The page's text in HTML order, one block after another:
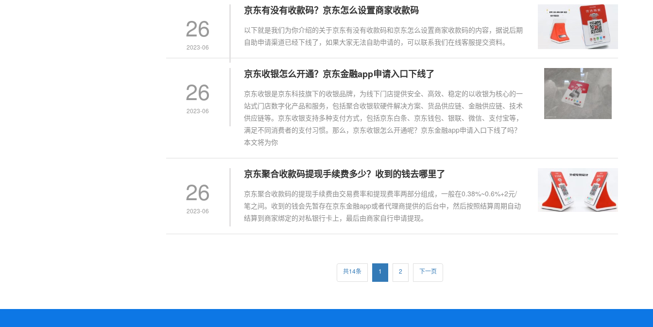
26
2023-06
京东有没有收款码？京东怎么设置商家收款码
以下就是我们为你介绍的关于京东有没有收款码和京东怎么设置商家收款码的内容，据说后期
自助申请渠道已经下线了，如果大家无法自助申请的，可以联系我们在线客服提交资料。
26
2023-06
京东收银怎么开通？京东金融app申请入口下线了
京东收银是京东科技旗下的收银品牌，为线下门店提供安全、高效、稳定的以收银为核心的一
站式门店数字化产品和服务，包括聚合收银软硬件解决方案、货品供应链、金融供应链、技术
供应链等。京东收银支持多种支付方式，包括京东白条、京东钱包、银联、微信、支付宝等，
满足不同消费者的支付习惯。那么，京东收银怎么开通呢？京东金融app申请入口下线了吗？
本文将为你
26
2023-06
京东聚合收款码提现手续费多少？收到的钱去哪里了
京东聚合收款码的提现手续费由交易费率和提现费率两部分组成，一般在0.38%~0.6%+2元/
笔之间。收到的钱会先暂存在京东金融app或者代理商提供的后台中，然后按照结算周期自动
结算到商家绑定的对私银行卡上，最后由商家自行申请提现。
共14条 1 2 下一页